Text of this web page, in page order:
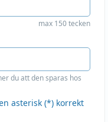
max 150 tecken
du att den sparas hos
asterisk (*) korrekt